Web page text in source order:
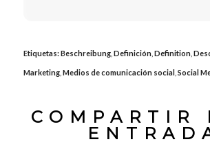
Etiquetas:Beschreibung, Definición, Definition,
Marketing, Medios de comunicación social, Social
COMPARTIR